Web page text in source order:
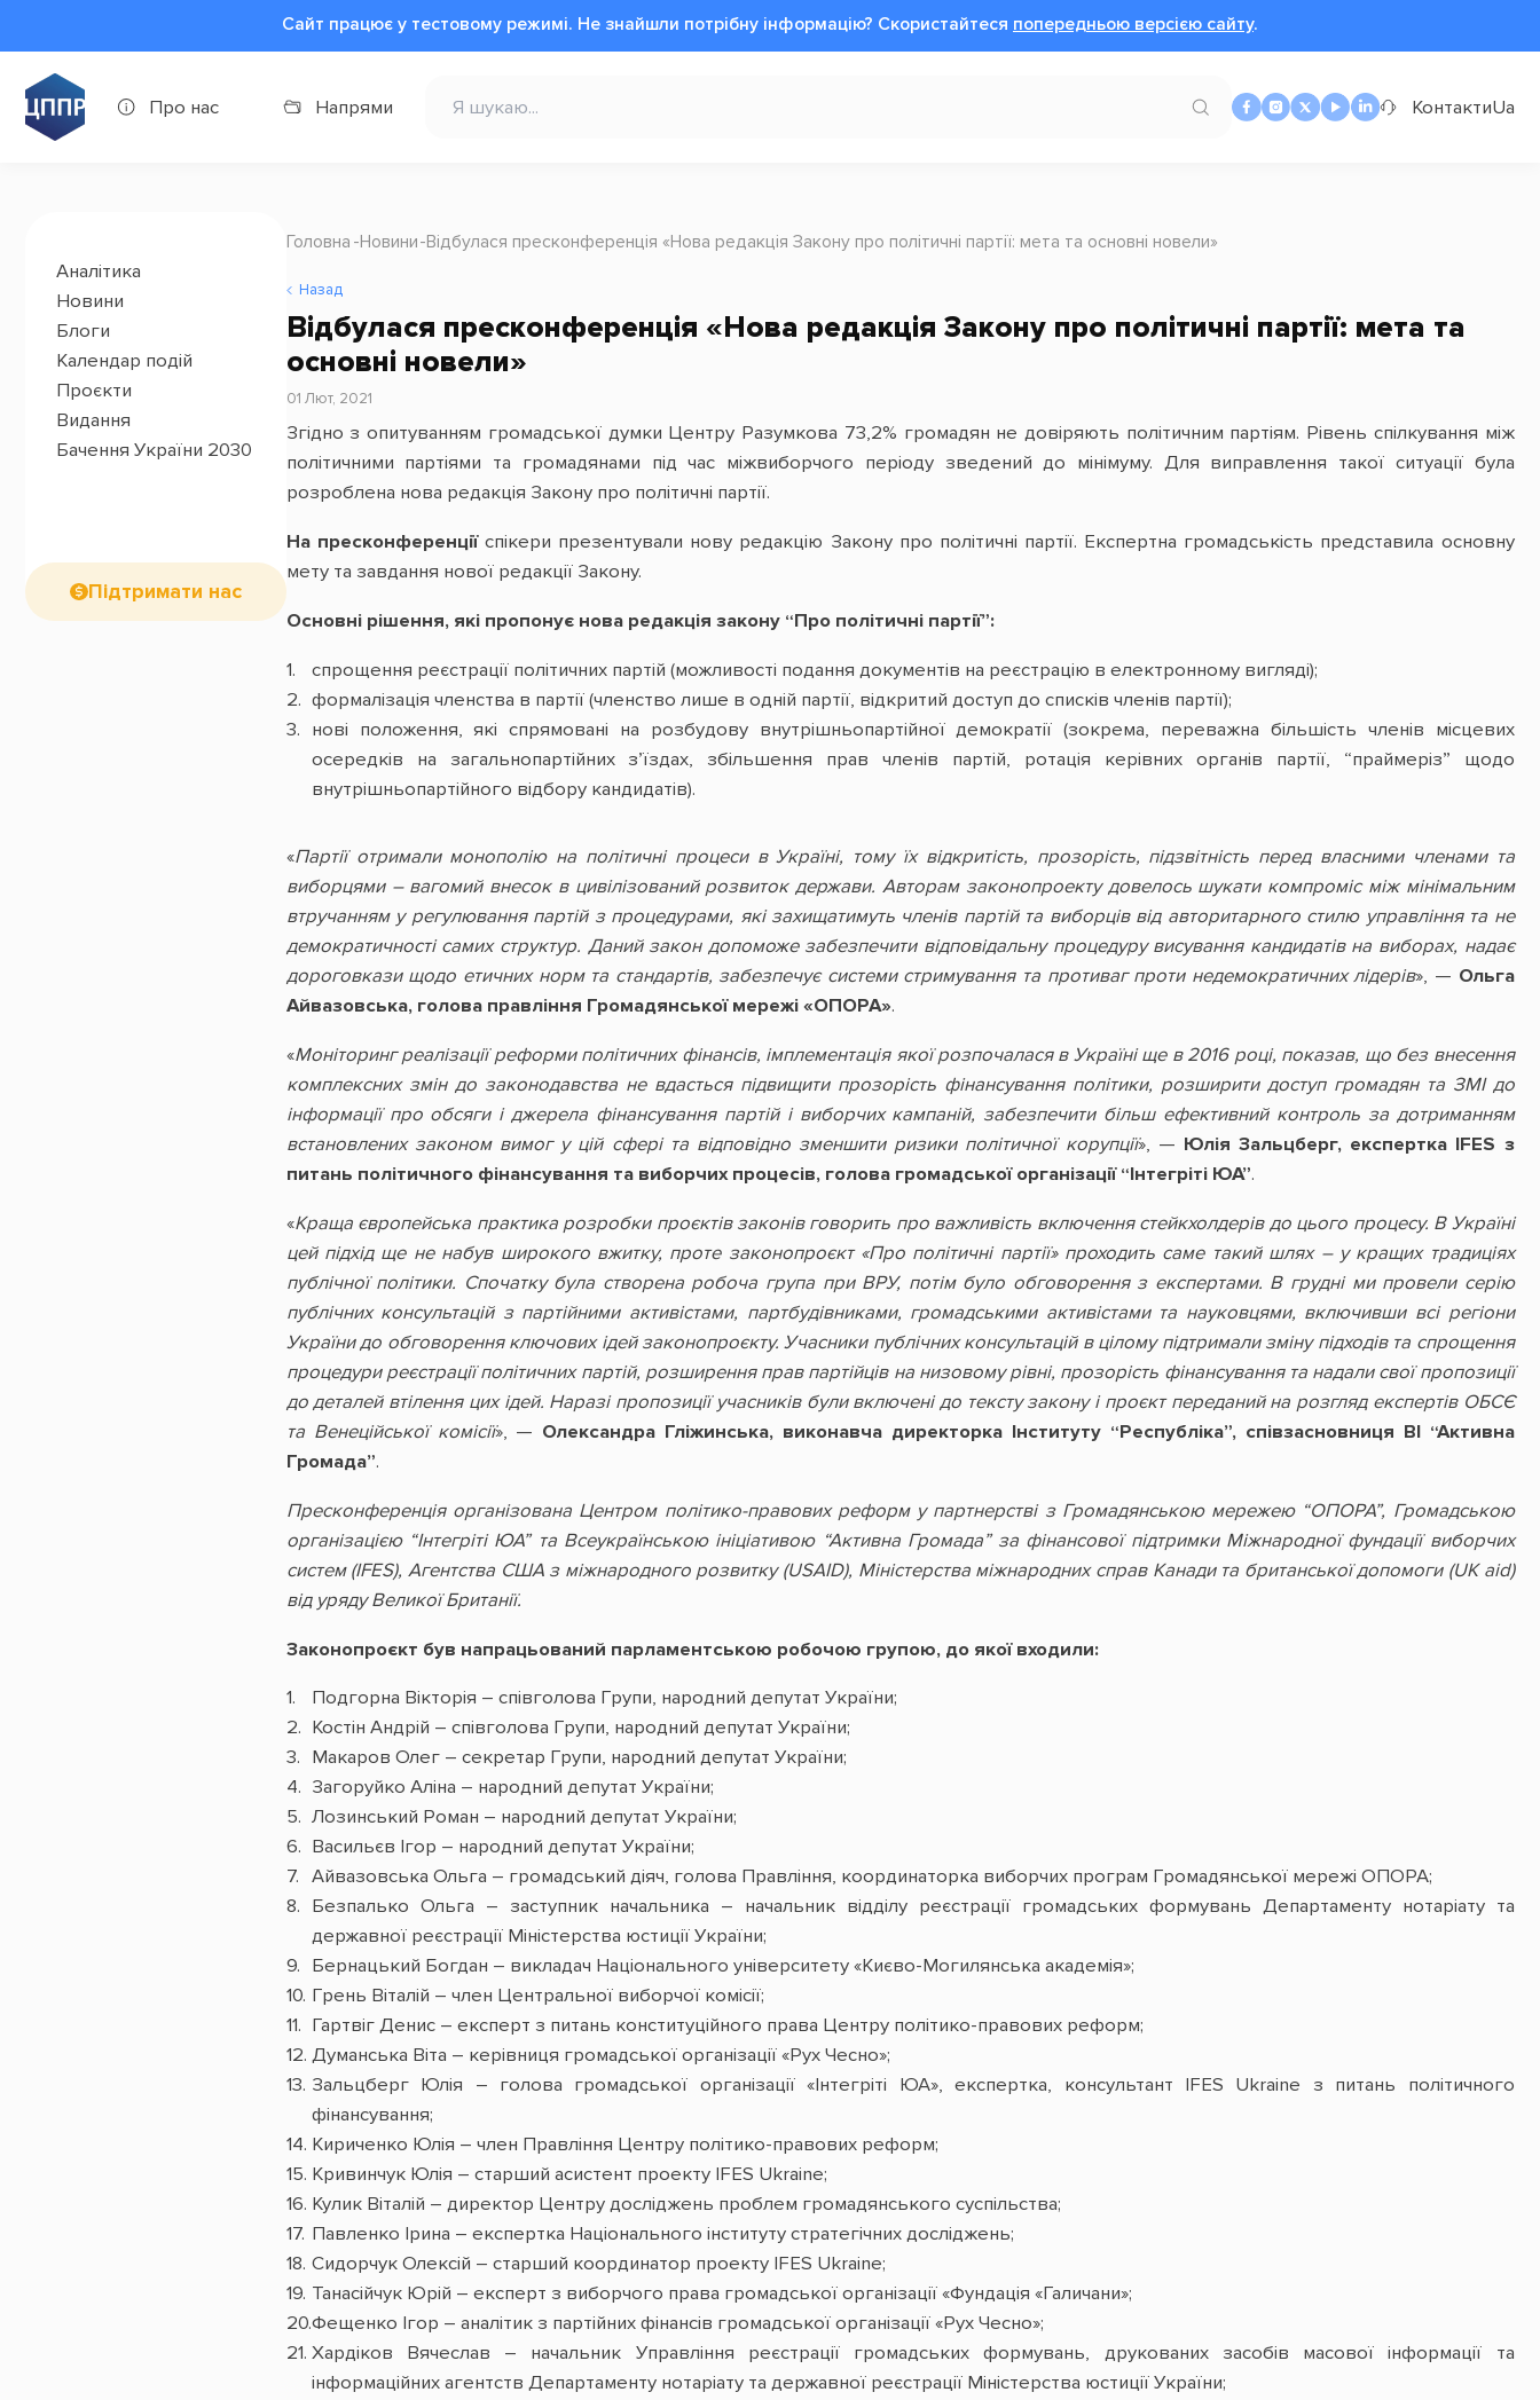
Сайт працює у тестовому режимі. Не знайшли потрібну інформацію? Cкористайтеся попередньою версією сайту.
Про нас Напрями КонтактиUa
Аналітика
Новини
Блоги
Календар подій
Проєкти
Видання
Бачення України 2030
Підтримати нас
Головна Новини Відбулася пресконференція «Нова редакція Закону про політичні партії: мета та основні новели»
Назад
Відбулася пресконференція «Нова редакція Закону про політичні партії: мета та
основні новели»
01 Лют, 2021
Згідно з опитуванням громадської думки Центру Разумкова 73,2% громадян не довіряють політичним партіям. Рівень спілкування між
політичними партіями та громадянами під час міжвиборчого періоду зведений до мінімуму. Для виправлення такої ситуації була
розроблена нова редакція Закону про політичні партії.
На пресконференціїспікери презентували нову редакцію Закону про політичні партії. Експертна громадськість представила основну
мету та завдання нової редакції Закону.
Основні рішення, які пропонує нова редакція закону “Про політичні партії”:
спрощення реєстрації політичних партій (можливості подання документів на реєстрацію в електронному вигляді);
формалізація членства в партії (членство лише в одній партії, відкритий доступ до списків членів партії);
нові положення, які спрямовані на розбудову внутрішньопартійної демократії (зокрема, переважна більшість членів місцевих
осередків на загальнопартійних з’їздах, збільшення прав членів партій, ротація керівних органів партії, “праймеріз” щодо
внутрішньопартійного відбору кандидатів).
«Партії отримали монополію на політичні процеси в Україні, тому їх відкритість, прозорість, підзвітність перед власними членами та
виборцями – вагомий внесок в цивілізований розвиток держави. Авторам законопроекту довелось шукати компроміс між мінімальним
втручанням у регулювання партій з процедурами, які захищатимуть членів партій та виборців від авторитарного стилю управління та не
демократичності самих структур. Даний закон допоможе забезпечити відповідальну процедуру висування кандидатів на виборах, надає
дороговкази щодо етичних норм та стандартів, забезпечує системи стримування та противаг проти недемократичних лідерів», — Ольга
Айвазовська, голова правління Громадянської мережі «ОПОРА».
«Моніторинг реалізації реформи політичних фінансів, імплементація якої розпочалася в Україні ще в 2016 році, показав, що без внесення
комплексних змін до законодавства не вдасться підвищити прозорість фінансування політики, розширити доступ громадян та ЗМІ до
інформації про обсяги і джерела фінансування партій і виборчих кампаній, забезпечити більш ефективний контроль за дотриманням
встановлених законом вимог у цій сфері та відповідно зменшити ризики політичної корупції», — Юлія Зальцберг, експертка IFES з
питань політичного фінансування та виборчих процесів, голова громадської організації “Інтегріті ЮА”.
«Краща європейська практика розробки проєктів законів говорить про важливість включення стейкхолдерів до цього процесу. В Україні
цей підхід ще не набув широкого вжитку, проте законопроєкт «Про політичні партії» проходить саме такий шлях – у кращих традиціях
публічної політики. Спочатку була створена робоча група при ВРУ, потім було обговорення з експертами. В грудні ми провели серію
публічних консультацій з партійними активістами, партбудівниками, громадськими активістами та науковцями, включивши всі регіони
України до обговорення ключових ідей законопроєкту. Учасники публічних консультацій в цілому підтримали зміну підходів та спрощення
процедури реєстрації політичних партій, розширення прав партійців на низовому рівні, прозорість фінансування та надали свої пропозиції
до деталей втілення цих ідей. Наразі пропозиції учасників були включені до тексту закону і проєкт переданий на розгляд експертів ОБСЄ
та Венеційської комісії», — Олександра Гліжинська, виконавча директорка Інституту “Республіка”, співзасновниця ВІ “Активна
Громада”.
Пресконференція організована Центром політико-правових реформ у партнерстві з Громадянською мережею “ОПОРА”, Громадською
організацією “Інтегріті ЮА” та Всеукраїнською ініціативою “Активна Громада” за фінансової підтримки Міжнародної фундації виборчих
систем (IFES), Агентства США з міжнародного розвитку (USAID), Міністерства міжнародних справ Канади та британської допомоги (UK aid)
від уряду Великої Британії.
Законопроєкт був напрацьований парламентською робочою групою, до якої входили:
Подгорна Вікторія – співголова Групи, народний депутат України;
Костін Андрій – співголова Групи, народний депутат України;
Макаров Олег – секретар Групи, народний депутат України;
Загоруйко Аліна – народний депутат України;
Лозинський Роман – народний депутат України;
Васильєв Ігор – народний депутат України;
Айвазовська Ольга – громадський діяч, голова Правління, координаторка виборчих програм Громадянської мережі ОПОРА;
Безпалько Ольга – заступник начальника – начальник відділу реєстрації громадських формувань Департаменту нотаріату та
державної реєстрації Міністерства юстиції України;
Бернацький Богдан – викладач Національного університету «Києво-Могилянська академія»;
Грень Віталій – член Центральної виборчої комісії;
Гартвіг Денис – експерт з питань конституційного права Центру політико-правових реформ;
Думанська Віта – керівниця громадської організації «Рух Чесно»;
Зальцберг Юлія – голова громадської організації «Інтегріті ЮА», експертка, консультант IFES Ukraine з питань політичного
фінансування;
Кириченко Юлія – член Правління Центру політико-правових реформ;
Кривинчук Юлія – старший асистент проекту IFES Ukraine;
Кулик Віталій – директор Центру досліджень проблем громадянського суспільства;
Павленко Ірина – експертка Національного інституту стратегічних досліджень;
Сидорчук Олексій – старший координатор проекту IFES Ukraine;
Танасійчук Юрій – експерт з виборчого права громадської організації «Фундація «Галичани»;
Фещенко Ігор – аналітик з партійних фінансів громадської організації «Рух Чесно»;
Хардіков Вячеслав – начальник Управління реєстрації громадських формувань, друкованих засобів масової інформації та
інформаційних агентств Департаменту нотаріату та державної реєстрації Міністерства юстиції України;